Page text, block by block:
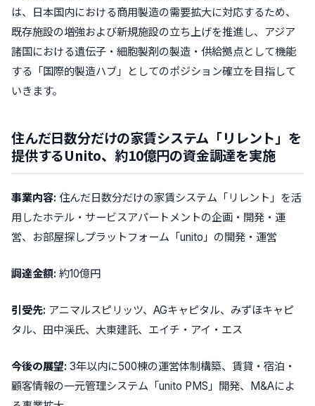
は、日本国内における商用製造の需要拡大に対応するため、
既存施設の増強および新規施設の立ち上げを推進し、アジア
諸国における遺伝子・細胞製剤の製造・供給拠点として機能
する「国際的製造ハブ」としてのポジション確立を目指して
いきます。
住んだ日数分だけの家賃システム「リレント」を
提供するUnito、約10億円の資金調達を実施
事業内容: 住んだ日数分だけの家賃システム「リレント」を活
用したホテル・サービスアパートメントの企画・開発・運
営、お部屋探しプラットフォーム「unito」の開発・運営
調達金額: 約10億円
引受先: アニマルスピリッツ、AGキャピタル、みずほキャピ
タル、田中渓氏、大東建託、エイチ・アイ・エス
今後の展望: 3年以内に500棟の運営体制構築、賃貸・宿泊・
顧客情報の一元管理システム「unito PMS」開発、M&Aによ